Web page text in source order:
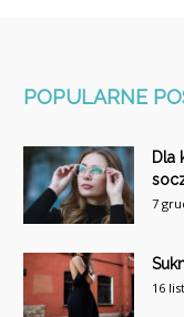
POPULARNE
Dla
7
16